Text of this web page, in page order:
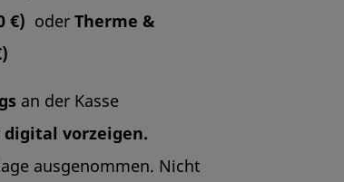
€) oder Therme &
an der Kasse
digital vorzeigen.
ausgenommen. Nicht